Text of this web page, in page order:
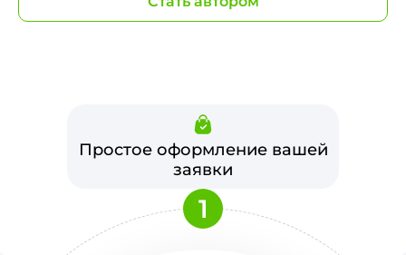
Простое оформление вашей
заявки
1